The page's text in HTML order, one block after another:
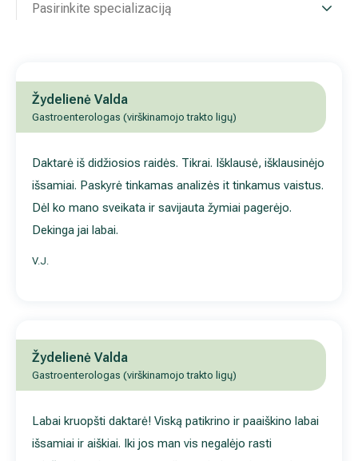
Pasirinkite specializaciją
Žydelienė Valda
Gastroenterologas (virškinamojo trakto ligų)
Daktarė iš didžiosios raidės. Tikrai. Išklausė, išklausinėjo
išsamiai. Paskyrė tinkamas analizės it tinkamus vaistus.
Dėl ko mano sveikata ir savijauta žymiai pagerėjo.
Dekinga jai labai.
V.J.
Žydelienė Valda
Gastroenterologas (virškinamojo trakto ligų)
Labai kruopšti daktarė! Viską patikrino ir paaiškino labai
išsamiai ir aiškiai. Iki jos man vis negalėjo rasti
Hila gydytojai